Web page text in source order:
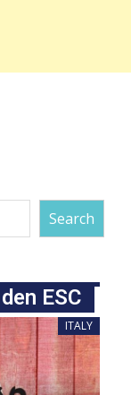
Search
ESC
ITALY